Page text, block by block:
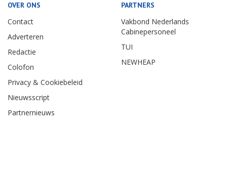
OVER ONS
Contact
Adverteren
Redactie
Colofon
Privacy & Cookiebeleid
Nieuwsscript
Partnernieuws
PARTNERS
Vakbond Nederlands
Cabinepersoneel
TUI
NEWHEAP